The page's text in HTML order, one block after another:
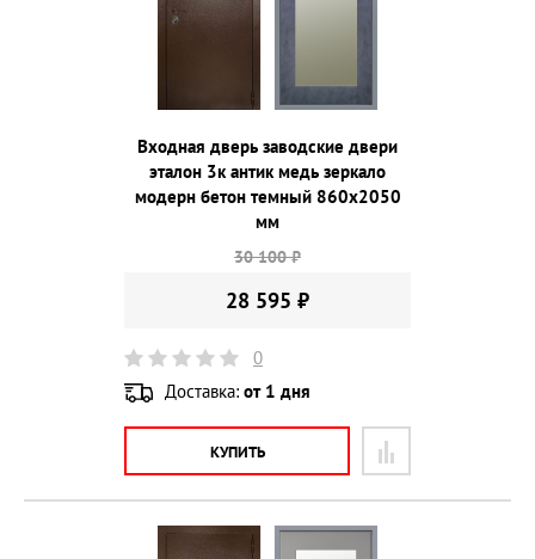
Входная дверь заводские двери
эталон 3к антик медь зеркало
модерн бетон темный 860х2050
мм
30 100 ₽
28 595 ₽
0
Доставка: от 1 дня
КУПИТЬ